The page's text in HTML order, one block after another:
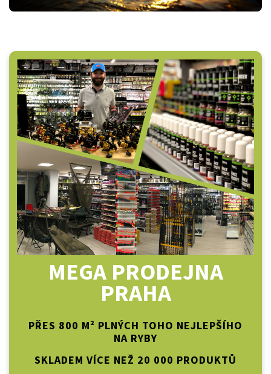
MEGA PRODEJNA
PRAHA
PŘES 800 M² PLNÝCH TOHO NEJLEPŠÍHO
NA RYBY
SKLADEM VÍCE NEŽ 20 000 PRODUKTŮ